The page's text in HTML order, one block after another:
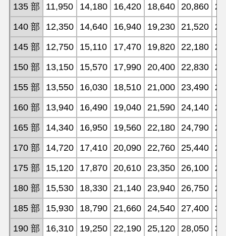
135 部
11,950 14,180 16,420 18,640 20,860
140 部
12,350 14,640 16,940 19,230 21,520
145 部
12,750 15,110 17,470 19,820 22,180
150 部
13,150 15,570 17,990 20,400 22,830
155 部
13,550 16,030 18,510 21,000 23,490
160 部
13,940 16,490 19,040 21,590 24,140
165 部
14,340 16,950 19,560 22,180 24,790
170 部
14,720 17,410 20,090 22,760 25,440
175 部
15,120 17,870 20,610 23,350 26,100
180 部
15,530 18,330 21,140 23,940 26,750
185 部
15,930 18,790 21,660 24,540 27,400
190 部
16,310 19,250 22,190 25,120 28,050